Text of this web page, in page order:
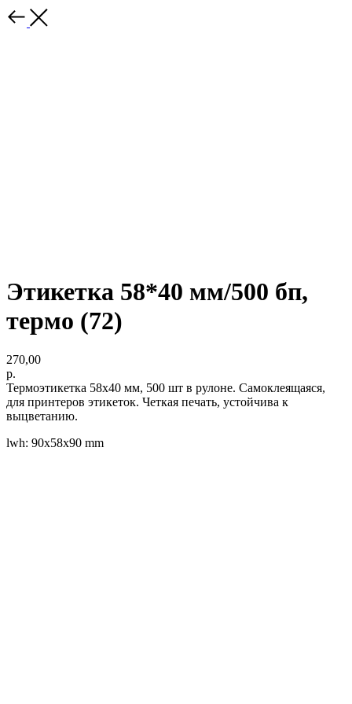
Этикетка 58*40 мм/500 бп,
термо (72)
270,00
р.
Термоэтикетка 58x40 мм, 500 шт в рулоне. Самоклеящаяся,
для принтеров этикеток. Четкая печать, устойчива к
выцветанию.
lwh: 90x58x90 mm